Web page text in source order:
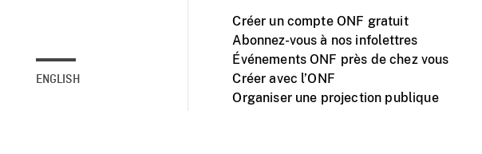
ENGLISH
Créer un compte ONF gratuit
Abonnez-vous à nos infolettres
Événements ONF près de chez vous
Créer avec l’ONF
Organiser une projection publique